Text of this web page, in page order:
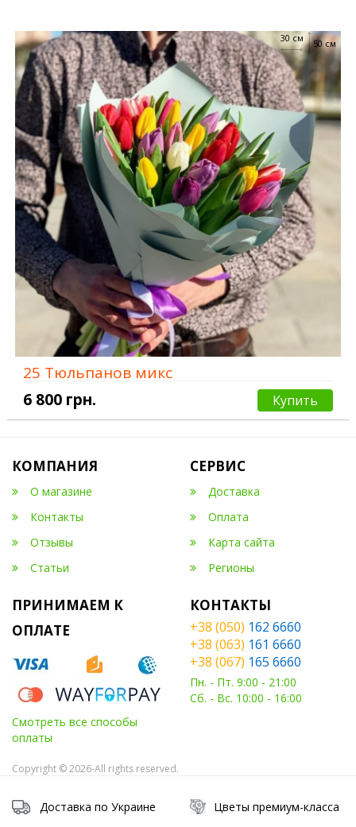
50 см
30 см
25 Тюльпанов микс
6 800 грн.
Купить
КОМПАНИЯ
О магазине
Контакты
Отзывы
Статьи
СЕРВИС
Доставка
Оплата
Карта сайта
Регионы
ПРИНИМАЕМ К
ОПЛАТЕ
Смотреть все способы
оплаты
КОНТАКТЫ
+38 (050) 162 6660
+38 (063) 161 6660
+38 (067) 165 6660
Пн. - Пт. 9:00 - 21:00
Сб. - Вс. 10:00 - 16:00
Copyright © 2026-All rights reserved.
Доставка по Украине Цветы премиум-класса